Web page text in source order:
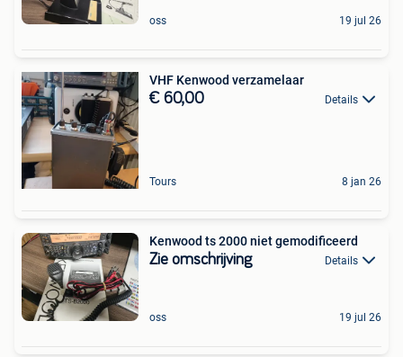
oss 19 jul 26
VHF Kenwood verzamelaar
€ 60,00 Details
Tours 8 jan 26
Kenwood ts 2000 niet gemodificeerd
Zie omschrijving Details
oss 19 jul 26